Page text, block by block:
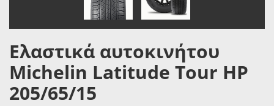
Ελαστικά αυτοκινήτου
Michelin Latitude Tour HP
205/65/15